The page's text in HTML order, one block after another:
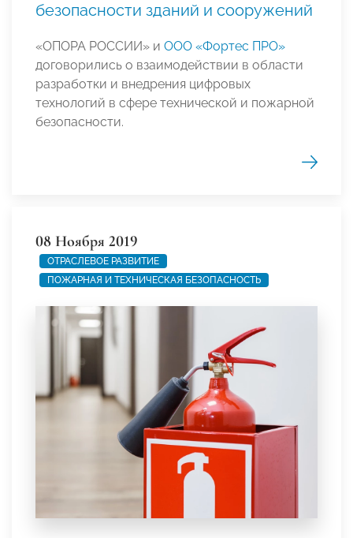
безопасности зданий и сооружений
«ОПОРА РОССИИ» и ООО «Фортес ПРО»
договорились о взаимодействии в области
разработки и внедрения цифровых
технологий в сфере технической и пожарной
безопасности.
08 Ноября 2019
ОТРАСЛЕВОЕ РАЗВИТИЕ
ПОЖАРНАЯ И ТЕХНИЧЕСКАЯ БЕЗОПАСНОСТЬ